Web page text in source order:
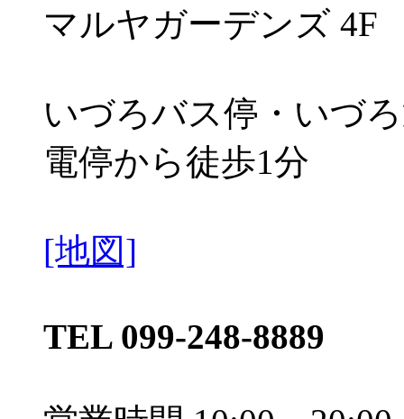
マルヤガーデンズ 4F
いづろバス停・いづ
電停から徒歩1分
[地図]
TEL 099-248-8889